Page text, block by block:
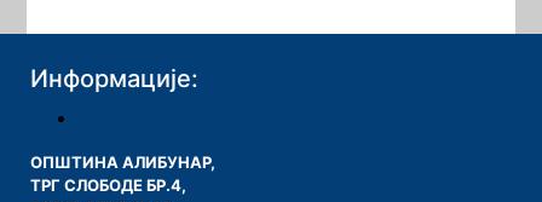
Информације:
ОПШТИНА АЛИБУНАР,
ТРГ СЛОБОДЕ БР.4,